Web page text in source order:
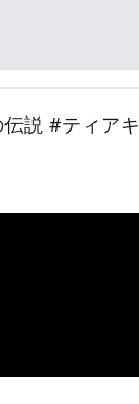
説 #ティアキ